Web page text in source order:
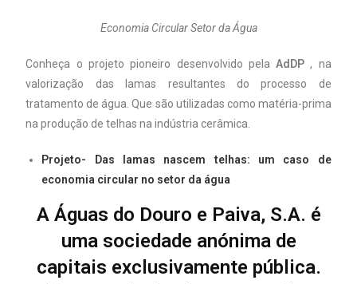
Economia Circular Setor da Água
Conheça o projeto pioneiro desenvolvido pelaAdDP , na
valorização das lamas resultantes do processo de
tratamento de água. Que são utilizadas como matéria-prima
na produção de telhas na indústria cerâmica.
Projeto- Das lamas nascem telhas: um caso de
economia circular no setor da água
A Águas do Douro e Paiva, S.A. é
uma sociedade anónima de
capitais exclusivamente pública.